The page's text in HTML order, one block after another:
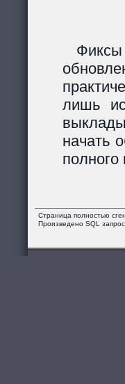
лишь
начать
полного
Страница полностью
Произведено SQL